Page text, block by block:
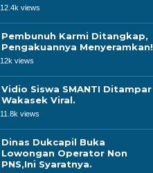
12.4k views
Pembunuh Karmi Ditangkap,
Pengakuannya Menyeramkan!
12k views
Vidio Siswa SMANTI Ditampar
Wakasek Viral.
11.8k views
Dinas Dukcapil Buka
Lowongan Operator Non
PNS,Ini Syaratnya.